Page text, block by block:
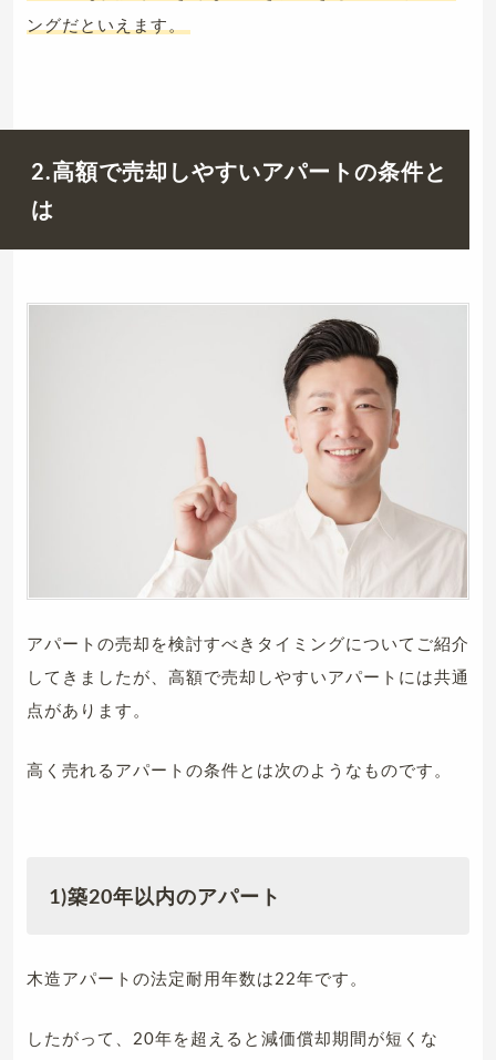
ングだといえます。
2.高額で売却しやすいアパートの条件と
は
アパートの売却を検討すべきタイミングについてご紹介
してきましたが、高額で売却しやすいアパートには共通
点があります。
高く売れるアパートの条件とは次のようなものです。
1)築20年以内のアパート
木造アパートの法定耐用年数は22年です。
したがって、20年を超えると減価償却期間が短くな